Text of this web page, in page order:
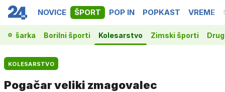
NOVICE ŠPORT POP IN POPKAST VREME
Košarka Borilni športi Kolesarstvo Zimski športi
KOLESARSTVO
Pogačar veliki zmagovalec